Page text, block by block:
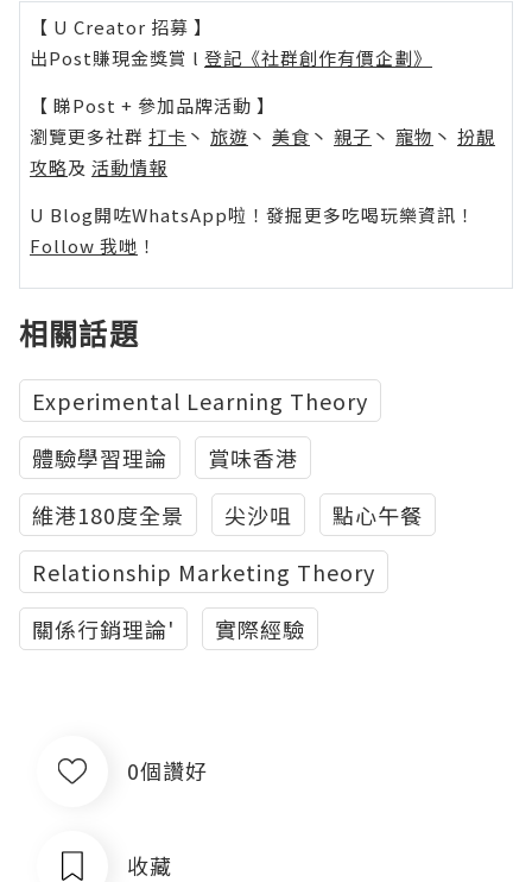
【 U Creator 招募 】
出Post賺現金獎賞 l 登記《社群創作有價企劃》
【 睇Post + 參加品牌活動 】
瀏覽更多社群 打卡 丶 旅遊 丶 美食 丶 親子 丶 寵物 丶 扮靚
攻略及 活動情報
U Blog開咗WhatsApp啦！發掘更多吃喝玩樂資訊！
Follow 我哋 ！
相關話題
Experimental Learning Theory
體驗學習理論
賞味香港
維港180度全景
尖沙咀
點心午餐
Relationship Marketing Theory
關係行銷理論'
實際經驗
0個讚好
收藏